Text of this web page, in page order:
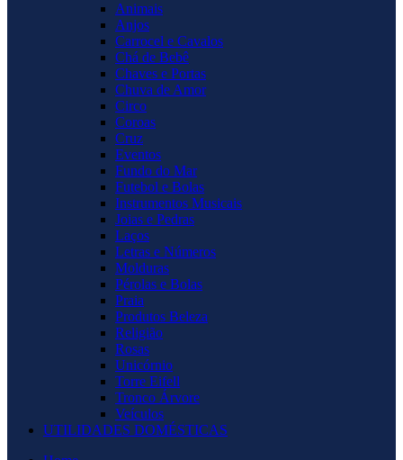
Animais
Anjos
Carrocel e Cavalos
Chá de Bebê
Chaves e Portas
Chuva de Amor
Circo
Coroas
Cruz
Eventos
Fundo do Mar
Futebol e Bolas
Instrumentos Musicais
Joias e Pedras
Laços
Letras e Números
Molduras
Pérolas e Bolas
Praia
Produtos Beleza
Religião
Rosas
Unicórnio
Torre Eifell
Tronco Árvore
Veículos
UTILIDADES DOMÉSTICAS